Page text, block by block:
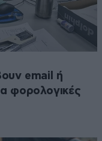
email ή
φορολογικές